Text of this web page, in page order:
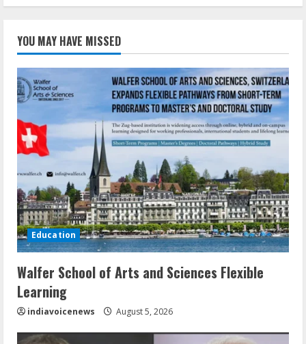
YOU MAY HAVE MISSED
Education
Walfer School of Arts and Sciences Flexible
Learning
indiavoicenews August 5, 2026